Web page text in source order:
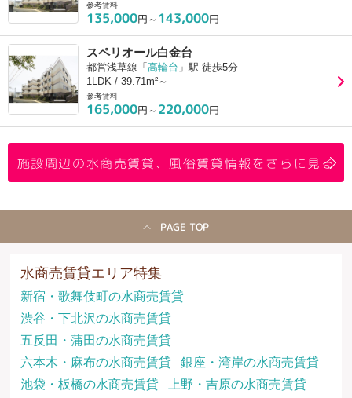
参考賃料
135,000円～ 143,000円
スペリオール白金台
都営浅草線「 高輪台 」駅 徒歩5分
1LDK / 39.71m²～
参考賃料
165,000円～ 220,000円
施設周辺の水商売賃貸、風俗賃貸情報をさらに見る
PAGE TOP
水商売賃貸エリア特集
新宿・歌舞伎町の水商売賃貸
渋谷・下北沢の水商売賃貸
五反田・蒲田の水商売賃貸
六本木・麻布の水商売賃貸
銀座・湾岸の水商売賃貸
池袋・板橋の水商売賃貸
上野・吉原の水商売賃貸